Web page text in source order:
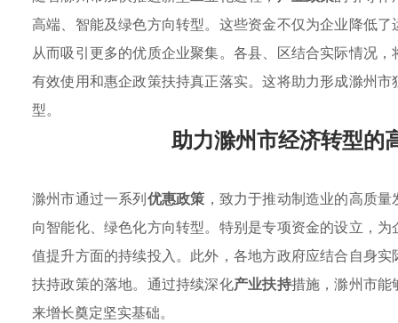
高端、智能及绿色方向转型。这些资金不仅为企业降低
从而吸引更多的优质企业聚集。各县、区结合实际情况
有效使用和惠企政策扶持真正落实。这将助力形成滁州
型。
助力滁州市经济转型的
滁州市通过一系列优惠政策 ，致力于推动制造业的高质
向智能化、绿色化方向转型。特别是专项资金的设立，
值提升方面的持续投入。此外，各地方政府应结合自身
扶持政策的落地。通过持续深化产业扶持措施，滁州市能
来增长奠定坚实基础。